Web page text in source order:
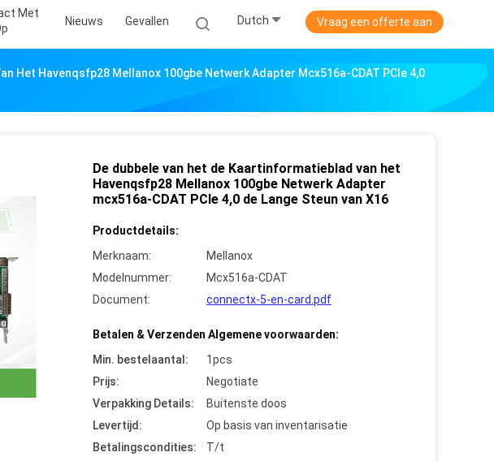
Met
Nieuws Gevallen Dutch Vraag een offerte aan
Het Havenqsfp28 Mellanox 100gbe Netwerk Adapter Mcx516a-CDAT PCIe 4,0
De dubbele van het de Kaartinformatieblad van het
Havenqsfp28 Mellanox 100gbe Netwerk Adapter
mcx516a-CDAT PCIe 4,0 de Lange Steun van X16
Productdetails:
Merknaam:
Mellanox
Modelnummer:
Mcx516a-CDAT
Document:
connectx-5-en-card.pdf
Betalen & Verzenden Algemene voorwaarden:
Min. bestelaantal:
1pcs
Prijs:
Negotiate
Verpakking Details:
Buitenste doos
Levertijd:
Op basis van inventarisatie
Betalingscondities:
T/t